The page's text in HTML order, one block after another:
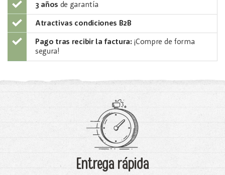
3 años de garantía
Atractivas condiciones B2B
Pago tras recibir la factura: ¡Compre de forma
segura!
Entrega rápida